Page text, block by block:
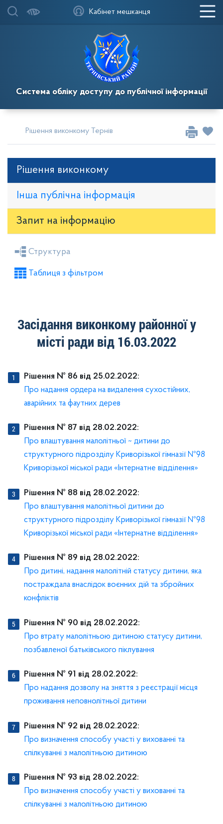
Система обліку доступу до публічної інформації
Кабінет мешканця
Рішення виконкому Тернівської районної у місті ради
Рішення виконкому
Інша публічна інформація
Запит на iнформацію
Засідання районної ради
Проекти рішень районної ради
Структура
Таблиця з фільтром
Засідання виконкому районної у
місті ради від 16.03.2022
Рішення № 86 від 25.02.2022:
Про надання ордера на видалення сухостійних,
аварійних та фаутних дерев
Рішення № 87 від 28.02.2022:
Про влаштування малолітньої ~ дитини до
структурного підрозділу Криворізької гімназії №98
Криворізької міської ради «Інтернатне відділення»
Рішення № 88 від 28.02.2022:
Про влаштування малолітньої дитини до
структурного підрозділу Криворізької гімназії №98
Криворізької міської ради «Інтернатне відділення»
Рішення № 89 від 28.02.2022:
Про дитині, надання малолітній статусу дитини, яка
постраждала внаслідок воєнних дій та збройних
конфліктів
Рішення № 90 від 28.02.2022:
Про втрату малолітньою дитиною статусу дитини,
позбавленої батьківського піклування
Рішення № 91 від 28.02.2022:
Про надання дозволу на зняття з реєстрації місця
проживання неповнолітньої дитини
Рішення № 92 від 28.02.2022:
Про визначення способу участі у вихованні та
спілкуванні з малолітньою дитиною
Рішення № 93 від 28.02.2022:
Про визначення способу участі у вихованні та
спілкуванні з малолітньою дитиною